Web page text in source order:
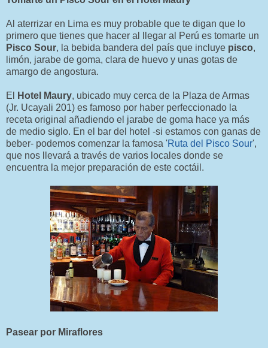
Al aterrizar en Lima es muy probable que te digan que lo
primero que tienes que hacer al llegar al Perú es tomarte un
Pisco Sour, la bebida bandera del país que incluye pisco,
limón, jarabe de goma, clara de huevo y unas gotas de
amargo de angostura.
El Hotel Maury, ubicado muy cerca de la Plaza de Armas
(Jr. Ucayali 201) es famoso por haber perfeccionado la
receta original añadiendo el jarabe de goma hace ya más
de medio siglo. En el bar del hotel -si estamos con ganas de
beber- podemos comenzar la famosa 'Ruta del Pisco Sour',
que nos llevará a través de varios locales donde se
encuentra la mejor preparación de este coctáil.
Pasear por Miraflores